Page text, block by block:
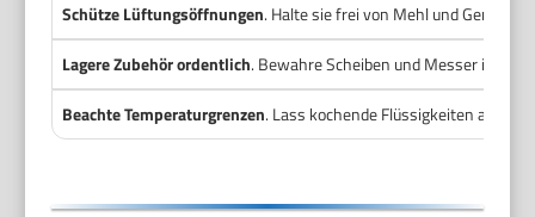
Schütze Lüftungsöffnungen. Halte sie frei von Mehl und
Lagere Zubehör ordentlich. Bewahre Scheiben und Messer in
Beachte Temperaturgrenzen. Lass kochende Flüssigkeiten